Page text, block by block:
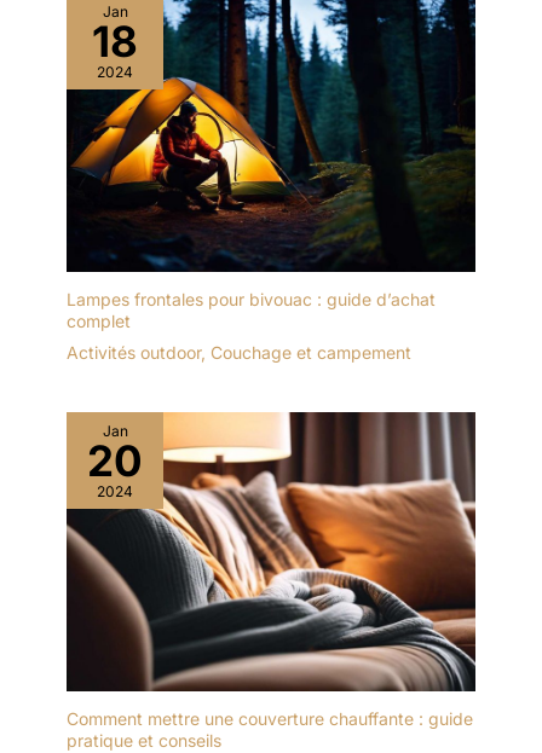
Jan
18
2024
Lampes frontales pour bivouac : guide d’achat
complet
Activités outdoor, Couchage et campement
Jan
20
2024
Comment mettre une couverture chauffante : guide
pratique et conseils